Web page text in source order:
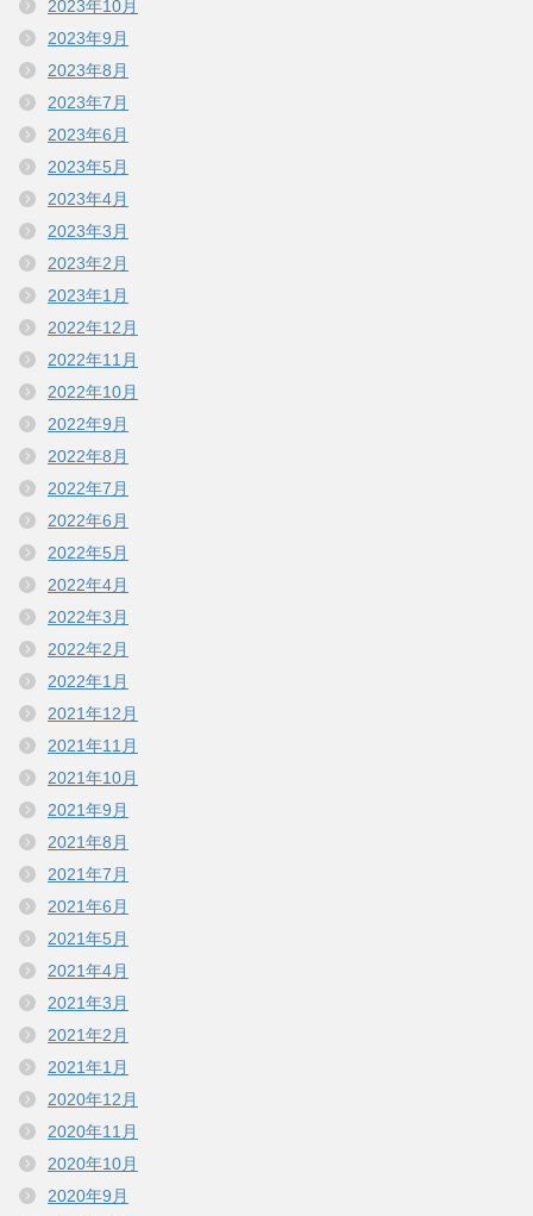
2023年10月
2023年9月
2023年8月
2023年7月
2023年6月
2023年5月
2023年4月
2023年3月
2023年2月
2023年1月
2022年12月
2022年11月
2022年10月
2022年9月
2022年8月
2022年7月
2022年6月
2022年5月
2022年4月
2022年3月
2022年2月
2022年1月
2021年12月
2021年11月
2021年10月
2021年9月
2021年8月
2021年7月
2021年6月
2021年5月
2021年4月
2021年3月
2021年2月
2021年1月
2020年12月
2020年11月
2020年10月
2020年9月